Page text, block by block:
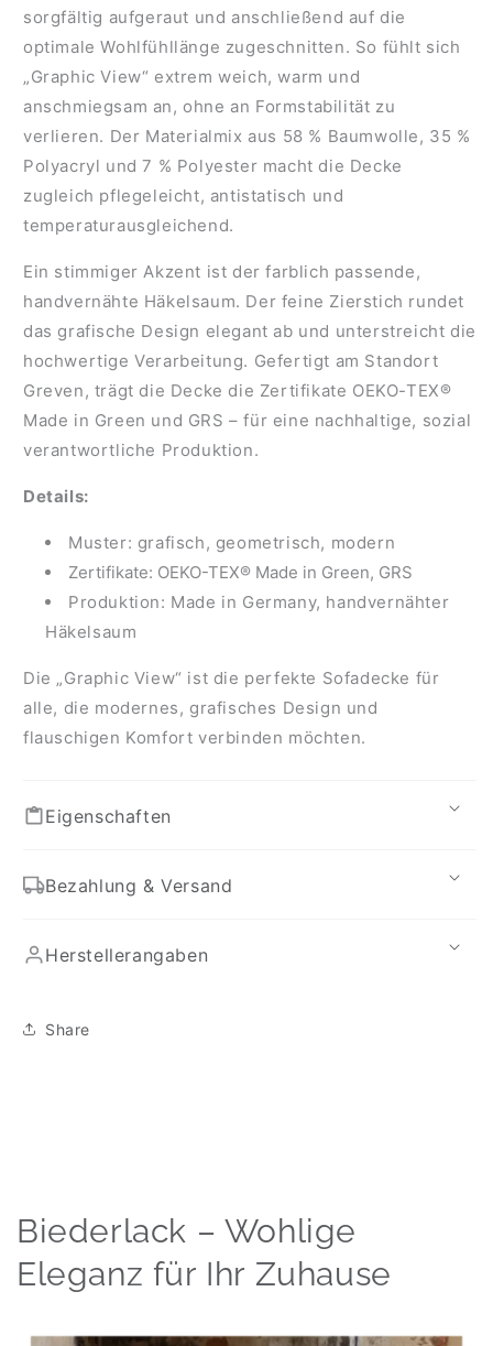
sorgfältig aufgeraut und anschließend auf die
optimale Wohlfühllänge zugeschnitten. So fühlt sich
„Graphic View“ extrem weich, warm und
anschmiegsam an, ohne an Formstabilität zu
verlieren. Der Materialmix aus 58 % Baumwolle, 35 %
Polyacryl und 7 % Polyester macht die Decke
zugleich pflegeleicht, antistatisch und
temperaturausgleichend.
Ein stimmiger Akzent ist derfarblich passende,
handvernähte Häkelsaum. Der feine Zierstich rundet
das grafische Design elegant ab und unterstreicht die
hochwertige Verarbeitung. Gefertigt am Standort
Greven, trägt die Decke die Zertifikate OEKO-TEX®
Made in Green und GRS – für eine nachhaltige, sozial
verantwortliche Produktion.
Details:
Muster: grafisch, geometrisch, modern
Zertifikate: OEKO-TEX® Made in Green, GRS
Produktion: Made in Germany, handvernähter
Häkelsaum
Die „Graphic View“ ist die perfekte Sofadecke für
alle, die modernes, grafisches Design und
flauschigen Komfort verbinden möchten.
Eigenschaften
Bezahlung & Versand
Herstellerangaben
Share
Biederlack – Wohlige
Eleganz für Ihr Zuhause